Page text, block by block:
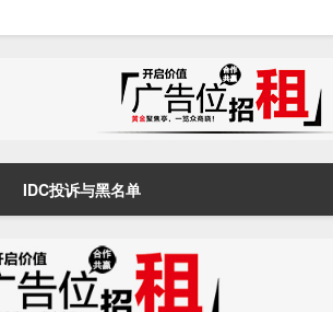
IDC投诉与黑名单